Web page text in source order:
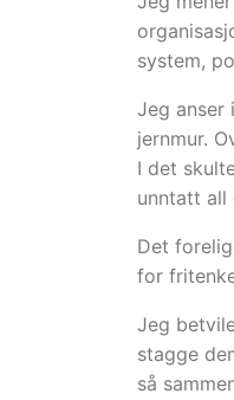
system,
Jeg anser
jernmur.
I det
unntatt all
Det
for
Jeg
stagge
så